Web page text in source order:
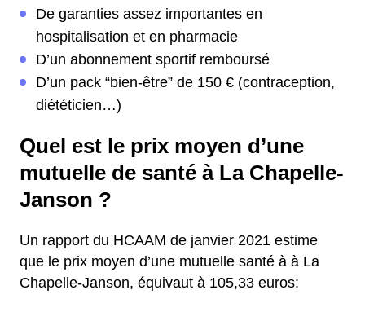
De garanties assez importantes en
hospitalisation et en pharmacie
D’un abonnement sportif remboursé
D’un pack “bien-être” de 150 € (contraception,
diététicien…)
Quel est le prix moyen d’une
mutuelle de santé à La Chapelle-
Janson ?
Un rapport du HCAAM de janvier 2021 estime
que le prix moyen d’une mutuelle santé à à La
Chapelle-Janson, équivaut à 105,33 euros: